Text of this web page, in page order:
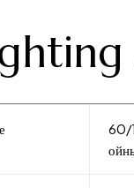
60/